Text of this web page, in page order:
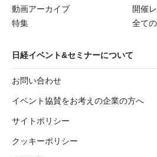
動画アーカイブ
開催
特集
全て
日経イベント&セミナーについて
お問い合わせ
イベント協賛をお考えの企業の方へ
サイトポリシー
クッキーポリシー